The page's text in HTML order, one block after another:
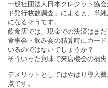
一般社団法人日本クレジット協
ド発行枚数調査」によると、単
になるそうです。
飲食店では、現金での決済はま
食事会・飲み会の精算時にカー
いるのではないでしょうか？
そういった意味で来店機会の損
デメリットとしてはやはり導入
点です。